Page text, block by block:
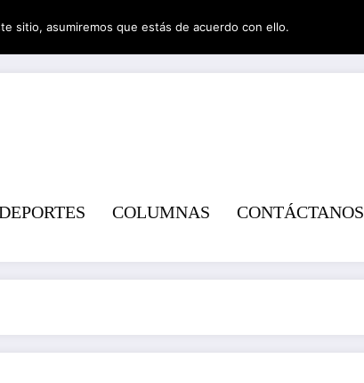
COLUMNAS CONTÁCTANOS
sitio, asumiremos que estás de acuerdo con ello.